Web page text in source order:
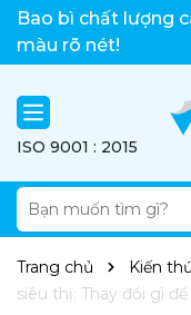
Việt Thành xin
Bao bì chất lượng
màu rõ nét!
ISO 9001 : 2015
Trang chủ Kiến
siêu thị: Thay đổi gì